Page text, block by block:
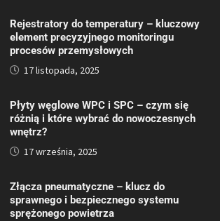
Rejestratory do temperatury – kluczowy
element precyzyjnego monitoringu
procesów przemysłowych
17 listopada, 2025
Płyty węglowe WPC i SPC – czym się
różnią i które wybrać do nowoczesnych
wnętrz?
17 września, 2025
Złącza pneumatyczne – klucz do
sprawnego i bezpiecznego systemu
sprężonego powietrza